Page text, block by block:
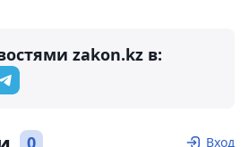
zakon.kz в:
0 Вход